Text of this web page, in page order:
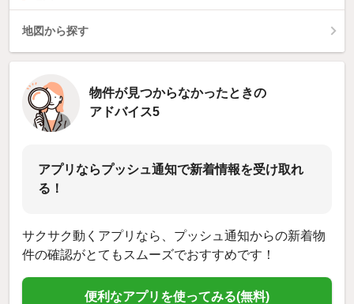
地図から探す
物件が見つからなかったときの
アドバイス5
アプリならプッシュ通知で新着情報を受け取れ
る！
サクサク動くアプリなら、プッシュ通知からの新着物
件の確認がとてもスムーズでおすすめです！
便利なアプリを使ってみる(無料)